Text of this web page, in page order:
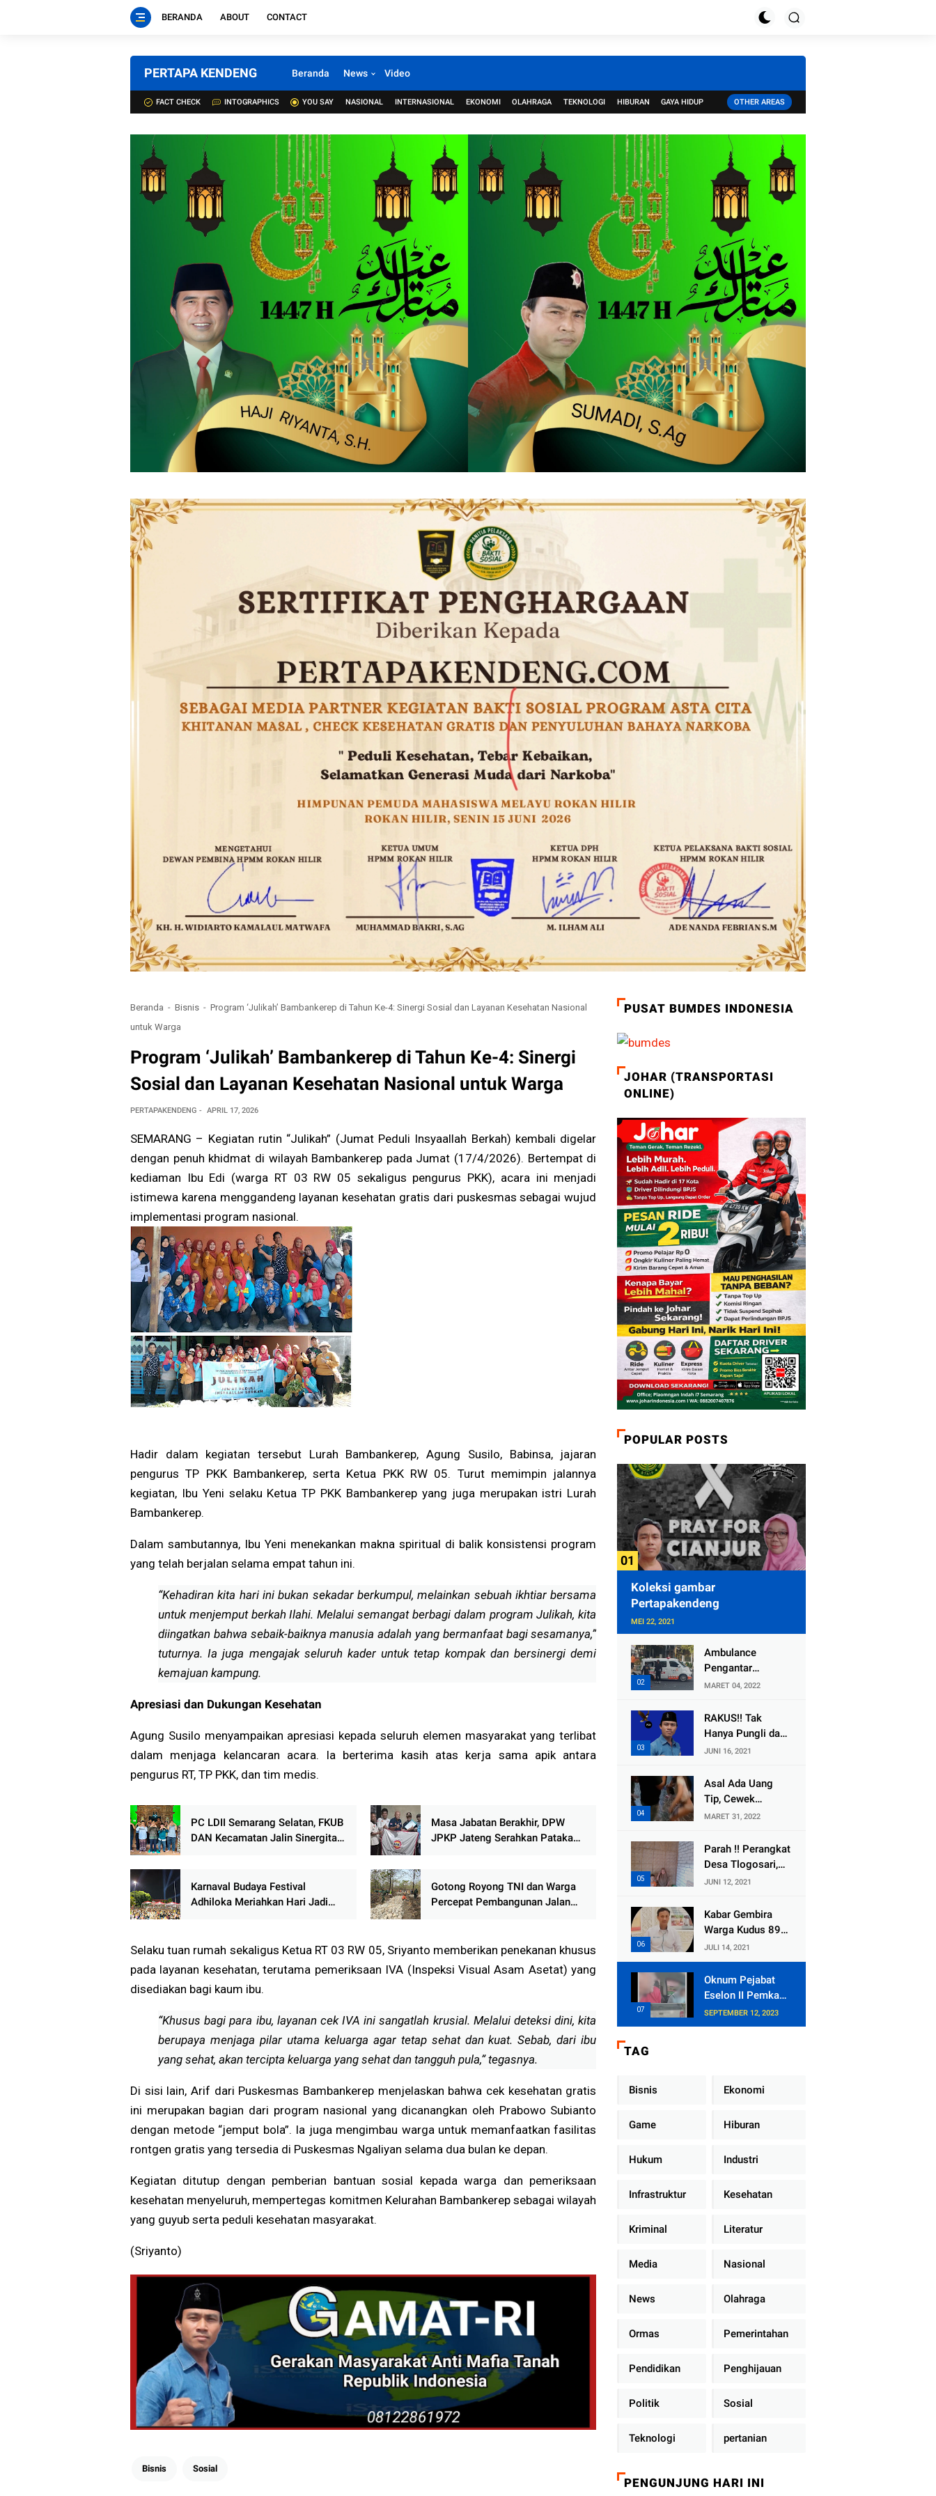
BERANDA ABOUT CONTACT
PERTAPA KENDENG Beranda News Video
FACT CHECK INTOGRAPHICS YOU SAY NASIONAL INTERNASIONAL EKONOMI OLAHRAGA TEKNOLOGI HIBURAN GAYA HIDUP OTHER AREAS
Beranda Bisnis
Program ‘Julikah’ Bambankerep di Tahun Ke-4: Sinergi Sosial dan Layanan Kesehatan Nasional
untuk Warga
Program ‘Julikah’ Bambankerep di Tahun Ke-4: Sinergi
Sosial dan Layanan Kesehatan Nasional untuk Warga
PERTAPAKENDENG APRIL 17, 2026
SEMARANG – Kegiatan rutin “Julikah” (Jumat Peduli Insyaallah Berkah) kembali digelar
dengan penuh khidmat di wilayah Bambankerep pada Jumat (17/4/2026). Bertempat di
kediaman Ibu Edi (warga RT 03 RW 05 sekaligus pengurus PKK), acara ini menjadi
istimewa karena menggandeng layanan kesehatan gratis dari puskesmas sebagai wujud
implementasi program nasional.
Hadir dalam kegiatan tersebut Lurah Bambankerep, Agung Susilo, Babinsa, jajaran
pengurus TP PKK Bambankerep, serta Ketua PKK RW 05. Turut memimpin jalannya
kegiatan, Ibu Yeni selaku Ketua TP PKK Bambankerep yang juga merupakan istri Lurah
Bambankerep.
Dalam sambutannya, Ibu Yeni menekankan makna spiritual di balik konsistensi program
yang telah berjalan selama empat tahun ini.
“Kehadiran kita hari ini bukan sekadar berkumpul, melainkan sebuah ikhtiar bersama
untuk menjemput berkah Ilahi. Melalui semangat berbagi dalam program Julikah, kita
diingatkan bahwa sebaik-baiknya manusia adalah yang bermanfaat bagi sesamanya,”
tuturnya. Ia juga mengajak seluruh kader untuk tetap kompak dan bersinergi demi
kemajuan kampung.
Apresiasi dan Dukungan Kesehatan
Agung Susilo menyampaikan apresiasi kepada seluruh elemen masyarakat yang terlibat
dalam menjaga kelancaran acara. Ia berterima kasih atas kerja sama apik antara
pengurus RT, TP PKK, dan tim medis.
PC LDII Semarang Selatan, FKUB
DAN Kecamatan Jalin Sinergitas
Masa Jabatan Berakhir, DPW
JPKP Jateng Serahkan Pataka
Karnaval Budaya Festival
Adhiloka Meriahkan Hari Jadi
Gotong Royong TNI dan Warga
Percepat Pembangunan Jalan
Selaku tuan rumah sekaligus Ketua RT 03 RW 05, Sriyanto memberikan penekanan khusus
pada layanan kesehatan, terutama pemeriksaan IVA (Inspeksi Visual Asam Asetat) yang
disediakan bagi kaum ibu.
“Khusus bagi para ibu, layanan cek IVA ini sangatlah krusial. Melalui deteksi dini, kita
berupaya menjaga pilar utama keluarga agar tetap sehat dan kuat. Sebab, dari ibu
yang sehat, akan tercipta keluarga yang sehat dan tangguh pula,” tegasnya.
Di sisi lain, Arif dari Puskesmas Bambankerep menjelaskan bahwa cek kesehatan gratis
ini merupakan bagian dari program nasional yang dicanangkan oleh Prabowo Subianto
dengan metode “jemput bola”. Ia juga mengimbau warga untuk memanfaatkan fasilitas
rontgen gratis yang tersedia di Puskesmas Ngaliyan selama dua bulan ke depan.
Kegiatan ditutup dengan pemberian bantuan sosial kepada warga dan pemeriksaan
kesehatan menyeluruh, mempertegas komitmen Kelurahan Bambankerep sebagai wilayah
yang guyub serta peduli kesehatan masyarakat.
(Sriyanto)
Bisnis Sosial
PUSAT BUMDES INDONESIA
JOHAR (TRANSPORTASI
ONLINE)
POPULAR POSTS
Koleksi gambar
Pertapakendeng
MEI 22, 2021
Ambulance
Pengantar
Jenazah Kepala
Mengalami
Kecelakaan
MARET 04, 2022
RAKUS!! Tak
Hanya Pungli dan
Dana Bedah
Diembat, ,
Perangkat Desa
Selewengkan
Bantuan Mushola
JUNI 16, 2021
Asal Ada Uang
Tip, Cewek
Pemandu Karaoke
Bersedia Bugil
MARET 31, 2022
Parah !! Perangkat
Desa Tlogosari,
Kecamatan
Embat Dana Bedah
Rumah dari
JUNI 12, 2021
Kabar Gembira
Warga Kudus 89
Persen RT di
Kudus Zona Hijau
JULI 14, 2021
Oknum Pejabat
Eselon II Pemkab
Lampung Utara
Asik Ngobrol
Dinas
SEPTEMBER 12, 2023
TAG
Bisnis Ekonomi
Game Hiburan
Hukum Industri
Infrastruktur Kesehatan
Kriminal Literatur
Media Nasional
News Olahraga
Ormas Pemerintahan
Pendidikan Penghijauan
Politik Sosial
Teknologi pertanian
PENGUNJUNG HARI INI